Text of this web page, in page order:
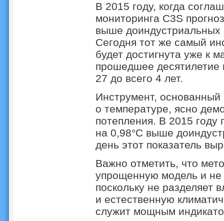
В 2015 году, когда
мониторинга C3S
выше доиндустриальных
Сегодня тот же самый
будет достигнута уже к
прошедшее десятилетие
27 до всего 4 лет.
Инструмент,
о температуре, ясно
потепления. В 2015 году
на 0,98°C выше
день этот показатель
Важно отметить, что
упрощенную модель и не
поскольку не разделяет
и естественную
служит мощным